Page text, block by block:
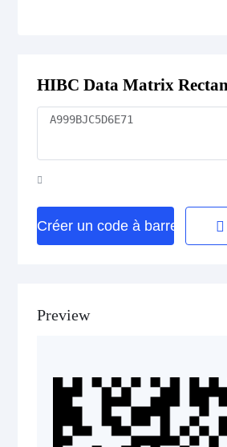
HIBC Code 128
HIBC MicroPDF417
HIBC PDF417
HIBC Data Matrix
Créer un code à barres
Preview